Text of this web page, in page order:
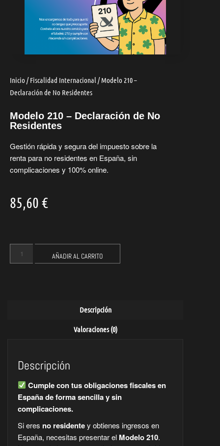
Inicio /Fiscalidad Internacional / Modelo 210 –
Declaración de No Residentes
Modelo 210 – Declaración de No
Residentes
Gestión rápida y segura del impuesto sobre la
renta para no residentes en España, sin
complicaciones y 100% online.
85,60€
AÑADIR AL CARRITO
Descripción
Valoraciones (0)
Descripción
Cumple con tus obligaciones fiscales en
España de forma sencilla y sin
complicaciones.
Si eres no residentey obtienes ingresos en
España, necesitas presentar el Modelo 210.